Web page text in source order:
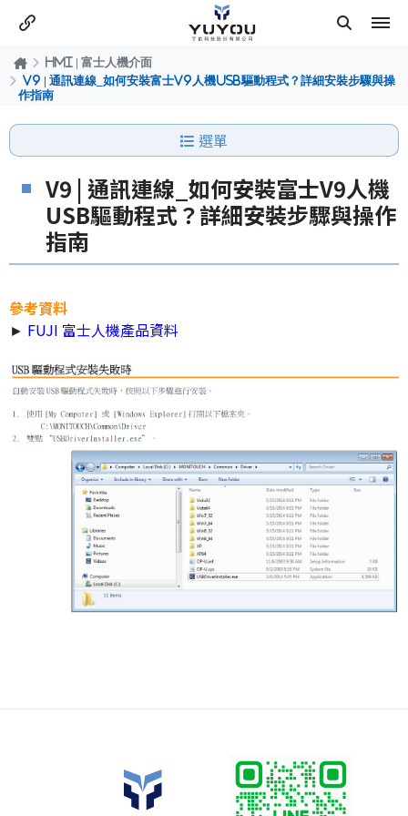
HMI | 富士人機介面
V9 | 通訊連線_如何安裝富士V9人機USB驅動程式？詳細安裝步驟與操
作指南
選單
V9 | 通訊連線_如何安裝富士V9人機
USB驅動程式？詳細安裝步驟與操作
指南
參考資料
► FUJI 富士人機產品資料